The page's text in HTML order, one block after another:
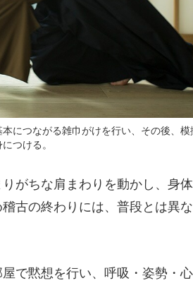
につながる雑巾がけを行い、その後、模
つける。
がちな肩まわりを動かし、身
古の終わりには、普段とは異
で黙想を行い、呼吸・姿勢・